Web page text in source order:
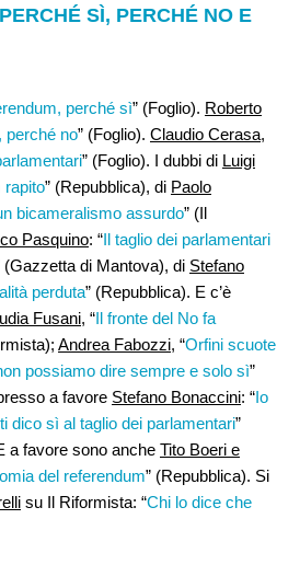
SÌ, PERCHÉ NO E
perché sì” (Foglio). Roberto
perché no” (Foglio). Claudio Cerasa,
” (Foglio). I dubbi di Luigi
rapito” (Repubblica), di Paolo
bicameralismo assurdo” (Il
Pasquino: “Il taglio dei parlamentari
(Gazzetta di Mantova), di Stefano
perduta” (Repubblica). E c’è
Fusani, “Il fronte del No fa
Andrea Fabozzi, “Orfini scuote
possiamo dire sempre e solo sì”
a favore Stefano Bonaccini: “Io
dico sì al taglio dei parlamentari”
a favore sono anche Tito Boeri e
del referendum” (Repubblica). Si
su Il Riformista: “Chi lo dice che